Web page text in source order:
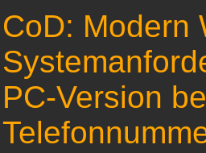
CoD: Modern
PC-Version